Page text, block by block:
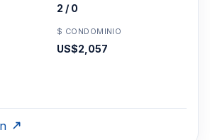
728-08402 / 0
$ CONDOMINIO
US$2,057